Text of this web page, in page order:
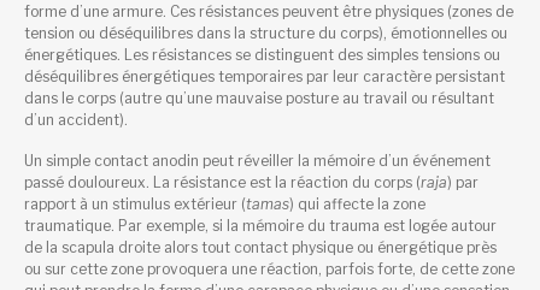
forme d’une armure. Ces résistances peuvent être physiques (zones de
tension ou déséquilibres dans la structure du corps), émotionnelles ou
énergétiques. Les résistances se distinguent des simples tensions ou
déséquilibres énergétiques temporaires par leur caractère persistant
dans le corps (autre qu’une mauvaise posture au travail ou résultant
d’un accident).
Un simple contact anodin peut réveiller la mémoire d’un événement
passé douloureux. La résistance est la réaction du corps (raja) par
rapport à un stimulus extérieur (tamas) qui affecte la zone
traumatique. Par exemple, si la mémoire du trauma est logée autour
de la scapula droite alors tout contact physique ou énergétique près
ou sur cette zone provoquera une réaction, parfois forte, de cette zone